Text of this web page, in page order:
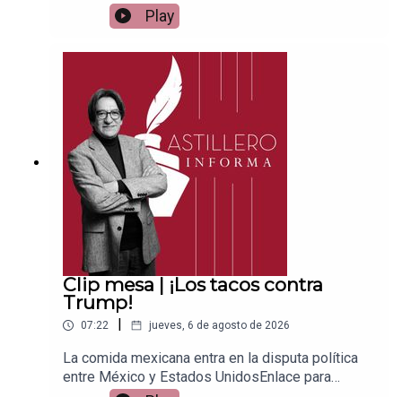
apoyar vía
Patreon:https://www.patreon.com/julioastilleroEnl
ace para hacer donaciones vía
PayPal:https://www.paypal.me/julioastilleroCuent
a para hacer transferencias a cuenta BBVA a
nombre de Julio Hernández López:
1539408017CLABE: 012 320 01539408017
2Tienda:https://julioastillerotienda.com/
Play
Clip mesa | ¡Los tacos contra
Trump!
07:22 jueves, 6 de agosto de 2026
La comida mexicana entra en la disputa política
entre México y Estados UnidosEnlace para